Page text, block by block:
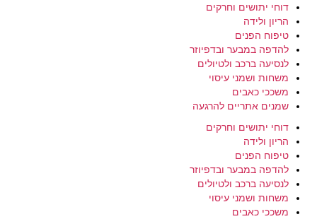
דוחי יתושים וחרקים
הריון ולידה
טיפוח הפנים
להדפה במבער ובדפיוזר
לנסיעה ברכב ולטיולים
משחות ושמני עיסוי
משככי כאבים
שמנים אתריים להרגעה
דוחי יתושים וחרקים
הריון ולידה
טיפוח הפנים
להדפה במבער ובדפיוזר
לנסיעה ברכב ולטיולים
משחות ושמני עיסוי
משככי כאבים